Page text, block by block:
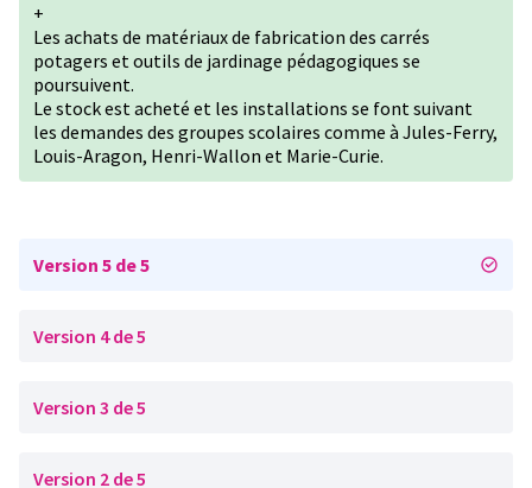
+
Les achats de matériaux de fabrication des carrés
potagers et outils de jardinage pédagogiques se
poursuivent.
Le stock est acheté et les installations se font suivant
les demandes des groupes scolaires comme à Jules-Ferry,
Louis-Aragon, Henri-Wallon et Marie-Curie.
Version 5 de 5
Version 4 de 5
Version 3 de 5
Version 2 de 5